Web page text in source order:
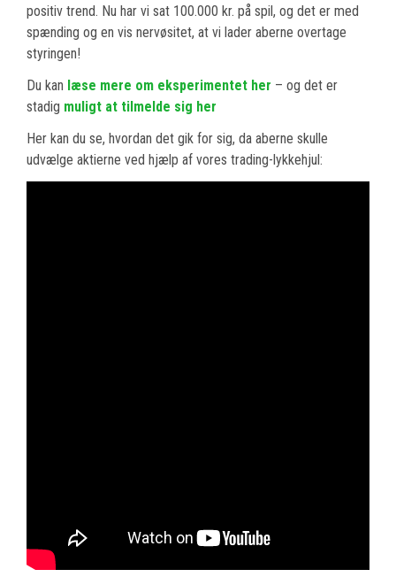
positiv trend. Nu har vi sat 100.000 kr. på spil, og det er med
spænding og en vis nervøsitet, at vi lader aberne overtage
styringen!
Du kan læse mere om eksperimentet her – og det er
stadig muligt at tilmelde sig her
Her kan du se, hvordan det gik for sig, da aberne skulle
udvælge aktierne ved hjælp af vores trading-lykkehjul: